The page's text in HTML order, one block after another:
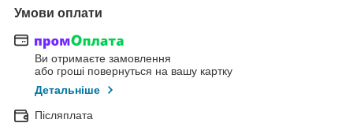
Умови оплати
Ви отримаєте замовлення
або гроші повернуться на вашу картку
Детальніше
Післяплата